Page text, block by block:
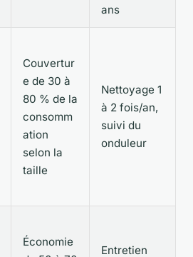
ans
Couvertur
e de 30 à
80 % de la
consomm
ation
selon la
taille
Nettoyage 1
à 2 fois/an,
suivi du
onduleur
Économie
Entretien